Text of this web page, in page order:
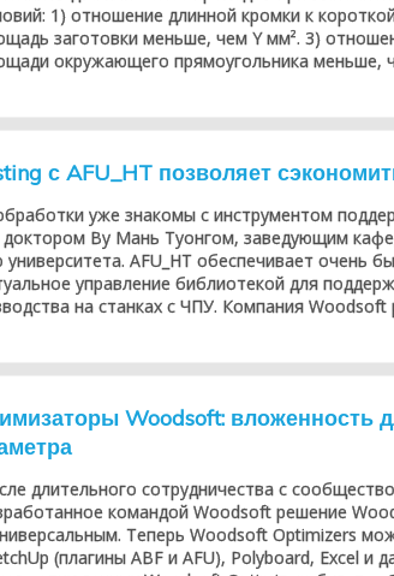
1) отношение длинной кромки к
заготовки меньше, чем Y мм². 3)
окружающего прямоугольника меньше,
с AFU_HT позволяет
уже знакомы с инструментом
доктором Ву Мань Туонгом, заведующим
AFU_HT обеспечивает очень
управление библиотекой для
на станках с ЧПУ. Компания Woodsoft
Woodsoft: вложенность
длительного сотрудничества с
командой Woodsoft решение
Теперь Woodsoft Optimizers
(плагины ABF и AFU), Polyboard, Excel и